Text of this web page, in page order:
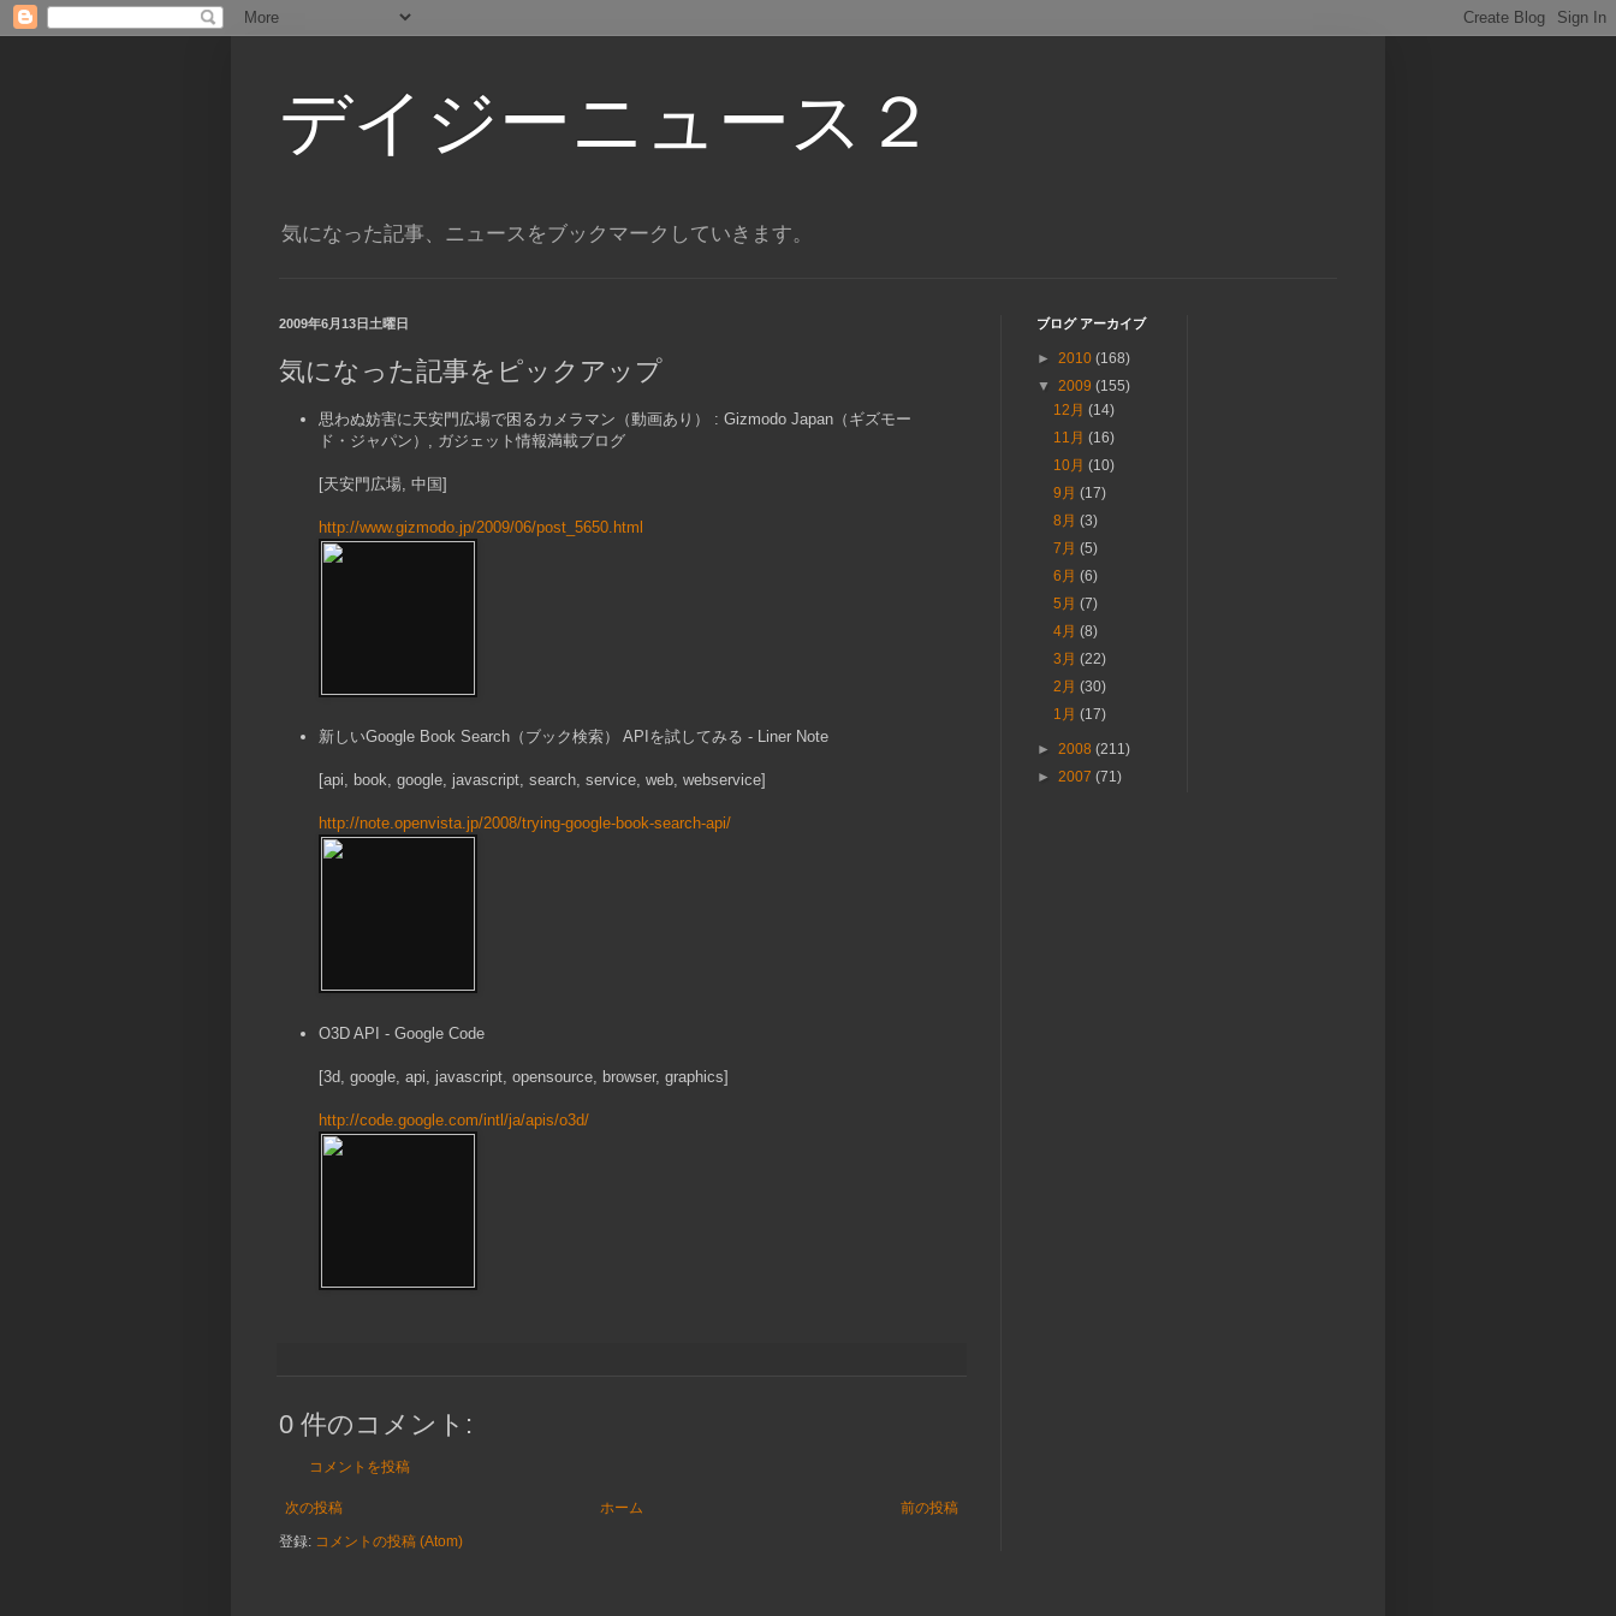
デイジーニュース２
気になった記事、ニュースをブックマークしていきます。
2009年6月13日土曜日
気になった記事をピックアップ
思わぬ妨害に天安門広場で困るカメラマン（動画あり） : Gizmodo Japan（ギズモー
ド・ジャパン）, ガジェット情報満載ブログ
[天安門広場, 中国]
http://www.gizmodo.jp/2009/06/post_5650.html
新しいGoogle Book Search（ブック検索） APIを試してみる - Liner Note
[api, book, google, javascript, search, service, web, webservice]
http://note.openvista.jp/2008/trying-google-book-search-api/
O3D API - Google Code
[3d, google, api, javascript, opensource, browser, graphics]
http://code.google.com/intl/ja/apis/o3d/
0 件のコメント:
コメントを投稿
次の投稿 前の投稿
ホーム
登録: コメントの投稿 (Atom)
ブログ アーカイブ
► 2010 (168)
▼ 2009 (155)
12月(14)
11月(16)
10月(10)
9月(17)
8月(3)
7月(5)
6月(6)
5月(7)
4月(8)
3月(22)
2月(30)
1月(17)
► 2008 (211)
► 2007 (71)